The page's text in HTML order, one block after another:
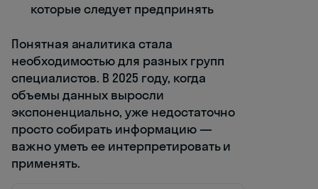
которые следует предпринять
Понятная аналитика стала
необходимостью для разных групп
специалистов. В 2025 году, когда
объемы данных выросли
экспоненциально, уже недостаточно
просто собирать информацию —
важно уметь ее интерпретировать и
применять.